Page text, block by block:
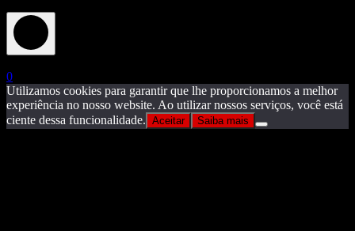
0
Utilizamos cookies para garantir que lhe proporcionamos a melhor
experiência no nosso website. Ao utilizar nossos serviços, você está
ciente dessa funcionalidade. Aceitar Saiba mais